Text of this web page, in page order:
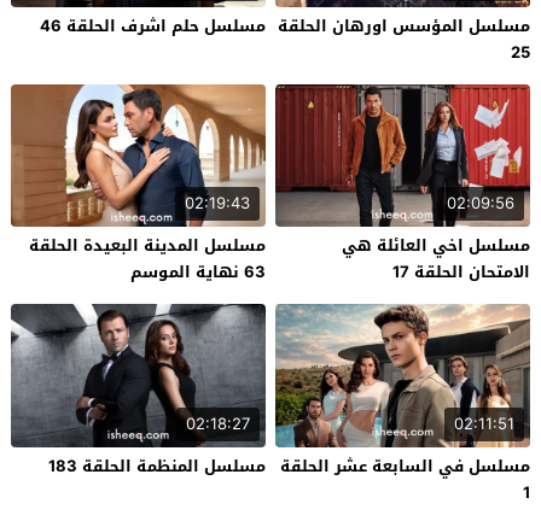
مسلسل المؤسس اورهان الحلقة
25
مسلسل حلم اشرف الحلقة 46
02:09:56
مسلسل اخي العائلة هي
الامتحان الحلقة 17
02:19:43
مسلسل المدينة البعيدة الحلقة
63 نهاية الموسم
02:11:51
مسلسل في السابعة عشر الحلقة
1
02:18:27
مسلسل المنظمة الحلقة 183